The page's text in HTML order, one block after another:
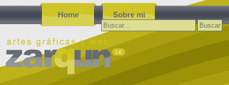
Home Sobre mi
Buscar: